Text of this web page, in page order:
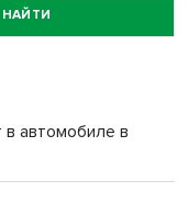
НАЙТИ
в автомобиле в